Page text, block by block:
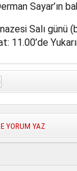
Sayar’ın
Salı günü
11.00’de
YORUM YAZ